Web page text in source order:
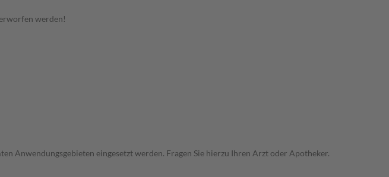
werden!
Anwendungsgebieten eingesetzt werden. Fragen Sie hierzu Ihren Arzt oder Apotheker.